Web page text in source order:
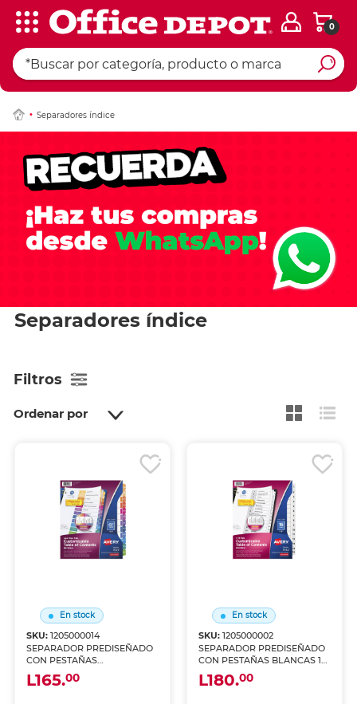
0
Separadores índice
Separadores índice
Filtros
Ordenar por
En stock
SKU:1205000014
SEPARADOR PREDISEÑADO
CON PESTAÑAS
MULTICOLOR MENSUAL
L165.00
En stock
SKU: 1205000002
SEPARADOR PREDISEÑADO
CON PESTAÑAS BLANCAS 1-
15L180.00